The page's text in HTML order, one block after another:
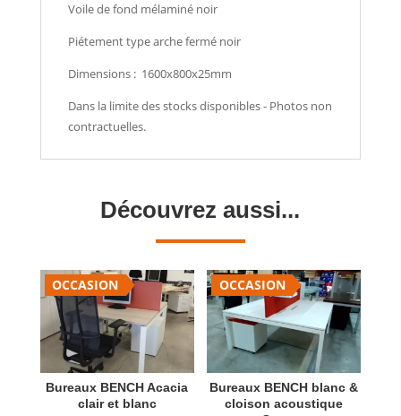
Voile de fond mélaminé noir
Piétement type arche fermé noir
Dimensions : 1600x800x25mm
Dans la limite des stocks disponibles - Photos non
contractuelles.
Découvrez aussi...
OCCASION
Bureaux BENCH Acacia
clair et blanc
OCCASION
Bureaux BENCH blanc &
cloison acoustique